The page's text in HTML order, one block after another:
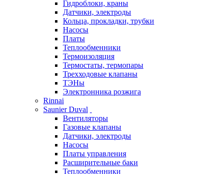
Гидроблоки, краны
Датчики, электроды
Кольца, прокладки, трубки
Насосы
Платы
Теплообменники
Термоизоляция
Термостаты, термопары
Трехходовые клапаны
ТЭНы
Электронника розжига
Rinnai
Saunier Duval
Вентиляторы
Газовые клапаны
Датчики, электроды
Насосы
Платы управления
Расширительные баки
Теплообменники